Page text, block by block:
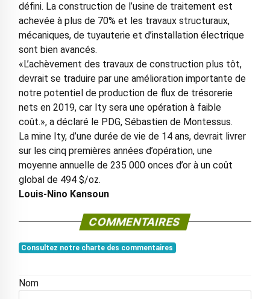
défini. La construction de l’usine de traitement est
achevée à plus de 70% et les travaux structuraux,
mécaniques, de tuyauterie et d’installation électrique
sont bien avancés.
«L’achèvement des travaux de construction plus tôt,
devrait se traduire par une amélioration importante de
notre potentiel de production de flux de trésorerie
nets en 2019, car Ity sera une opération à faible
coût.», a déclaré le PDG, Sébastien de Montessus.
La mine Ity, d’une durée de vie de 14 ans, devrait livrer
sur les cinq premières années d’opération, une
moyenne annuelle de 235 000 onces d’or à un coût
global de 494 $/oz.
Louis-Nino Kansoun
COMMENTAIRES
Consultez notre charte des commentaires
Nom